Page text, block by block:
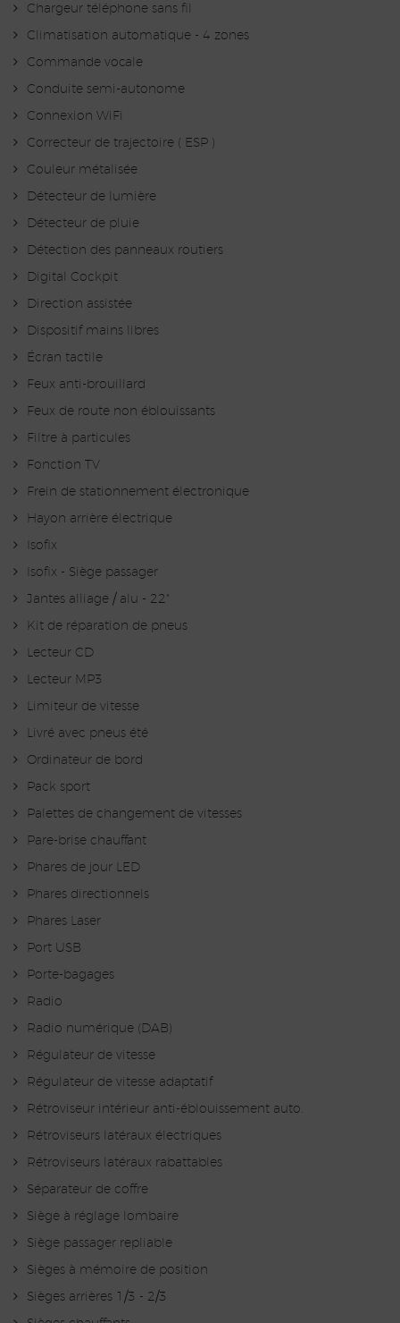
Chargeur téléphone sans fil
Climatisation automatique - 4 zones
Commande vocale
Conduite semi-autonome
Connexion WiFi
Correcteur de trajectoire ( ESP )
Couleur métalisée
Détecteur de lumière
Détecteur de pluie
Détection des panneaux routiers
Digital Cockpit
Direction assistée
Dispositif mains libres
Écran tactile
Feux anti-brouillard
Feux de route non éblouissants
Filtre à particules
Fonction TV
Frein de stationnement électronique
Hayon arrière électrique
Isofix
Isofix - Siège passager
Jantes alliage / alu - 22"
Kit de réparation de pneus
Lecteur CD
Lecteur MP3
Limiteur de vitesse
Livré avec pneus été
Ordinateur de bord
Pack sport
Palettes de changement de vitesses
Pare-brise chauffant
Phares de jour LED
Phares directionnels
Phares Laser
Port USB
Porte-bagages
Radio
Radio numérique (DAB)
Régulateur de vitesse
Régulateur de vitesse adaptatif
Rétroviseur intérieur anti-éblouissement auto.
Rétroviseurs latéraux électriques
Rétroviseurs latéraux rabattables
Séparateur de coffre
Siège à réglage lombaire
Siège passager repliable
Sièges à mémoire de position
Sièges arrières 1/3 - 2/3